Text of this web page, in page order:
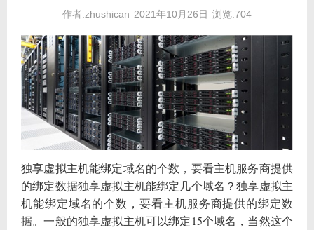
作者:zhushican 2021年10月26日 浏览:704
独享虚拟主机能绑定域名的个数，要看主机服务商提供
的绑定数据独享虚拟主机能绑定几个域名？独享虚拟主
机能绑定域名的个数，要看主机服务商提供的绑定数
据。一般的独享虚拟主机可以绑定15个域名，当然这个